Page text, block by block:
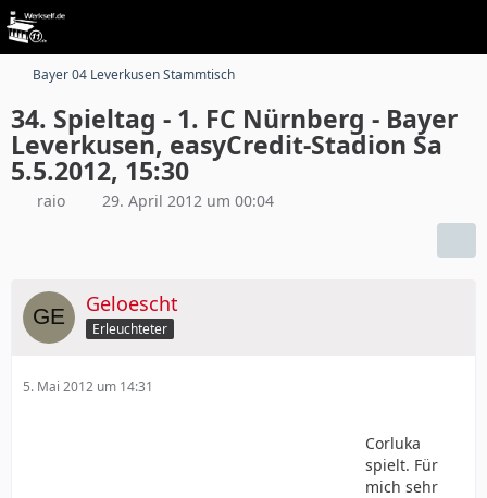
Bayer 04 Leverkusen Stammtisch
34. Spieltag - 1. FC Nürnberg - Bayer
Leverkusen, easyCredit-Stadion Sa
5.5.2012, 15:30
raio 29. April 2012 um 00:04
Geloescht
Erleuchteter
5. Mai 2012 um 14:31
Corluka
spielt. Für
mich sehr